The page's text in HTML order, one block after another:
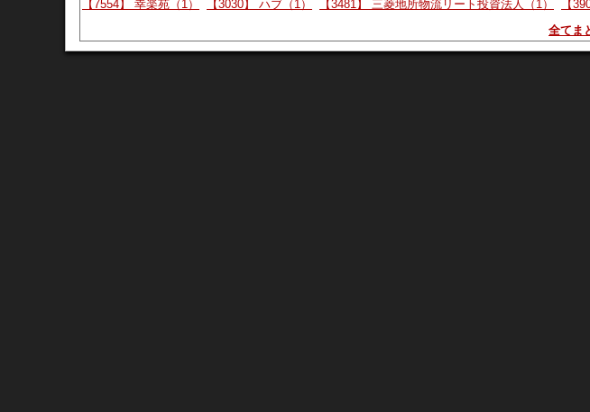
【7554】 幸楽苑（1）
【3030】 ハブ（1） 【3481】 三菱地所物流リート投資法人（1）
【
全てま